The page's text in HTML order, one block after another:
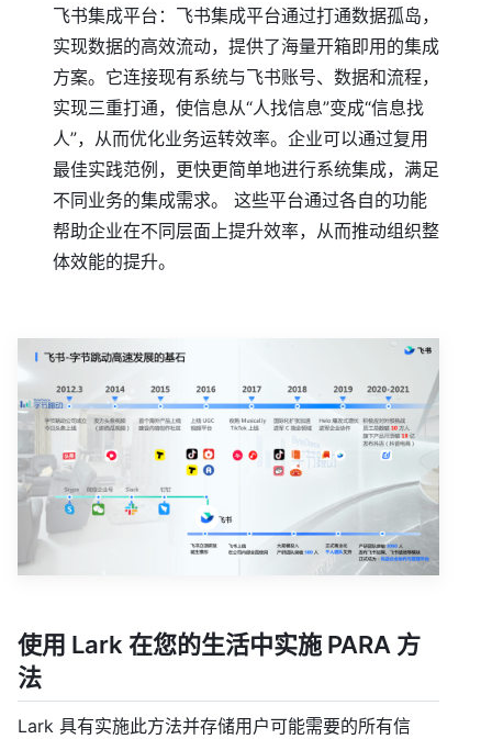
飞书集成平台：飞书集成平台通过打通数据孤岛，
实现数据的高效流动，提供了海量开箱即用的集成
方案。它连接现有系统与飞书账号、数据和流程，
实现三重打通，使信息从“人找信息”变成“信息找
人”，从而优化业务运转效率。企业可以通过复用
最佳实践范例，更快更简单地进行系统集成，满足
不同业务的集成需求。 这些平台通过各自的功能
帮助企业在不同层面上提升效率，从而推动组织整
体效能的提升。
使用 Lark 在您的生活中实施 PARA 方
法
Lark 具有实施此方法并存储用户可能需要的所有信